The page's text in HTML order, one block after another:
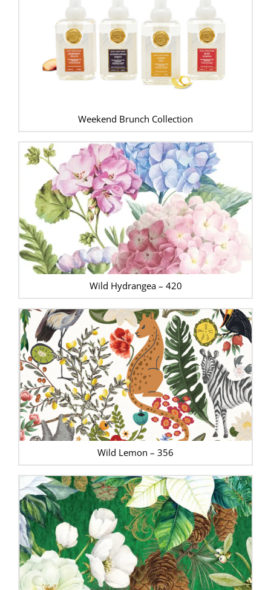
Weekend Brunch Collection
Wild Hydrangea – 420
Wild Lemon – 356